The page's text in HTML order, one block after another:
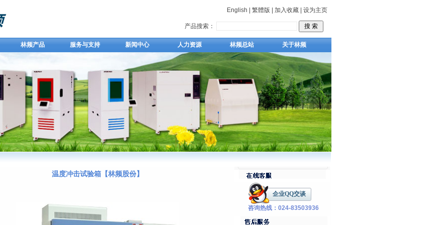
English 繁體版 加入收藏 设为主页
产品搜索：
林频产品 服务与支持 新闻中心 人力资源 林频总站 关于林频
温度冲击试验箱【林频股份】
咨询热线：024-83503936